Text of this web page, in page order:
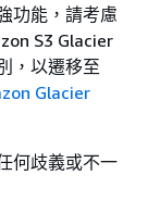
功能，請考慮
S3 Glacier
，以遷移至
Glacier
何歧義或不一